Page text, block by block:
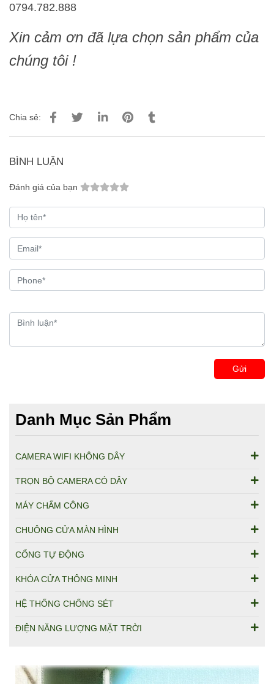
0794.782.888
Xin cảm ơn đã lựa chọn sản phẩm của
chúng tôi !
Chia sẻ:
BÌNH LUẬN
Đánh giá của bạn
Gửi
Danh Mục Sản Phẩm
CAMERA WIFI KHÔNG DÂY
TRỌN BỘ CAMERA CÓ DÂY
MÁY CHẤM CÔNG
CHUÔNG CỬA MÀN HÌNH
CỔNG TỰ ĐỘNG
KHÓA CỬA THÔNG MINH
HỆ THỐNG CHỐNG SÉT
ĐIỆN NĂNG LƯỢNG MẶT TRỜI